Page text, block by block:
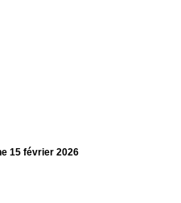
15 février 2026